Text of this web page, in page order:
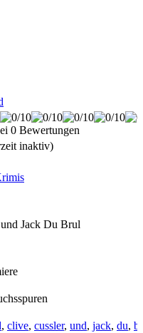
0 Bewertungen
inaktiv)
Jack Du Brul
, clive, cussler, und, jack, du,